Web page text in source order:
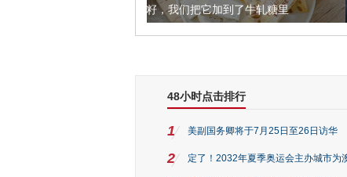
的黄金亚麻籽，我们把它加到了牛轧糖里 被列入佛家七
48小时点击排行
1 美副国务卿将于7月25日至26日访华
2 定了！2032年夏季奥运会主办城市为